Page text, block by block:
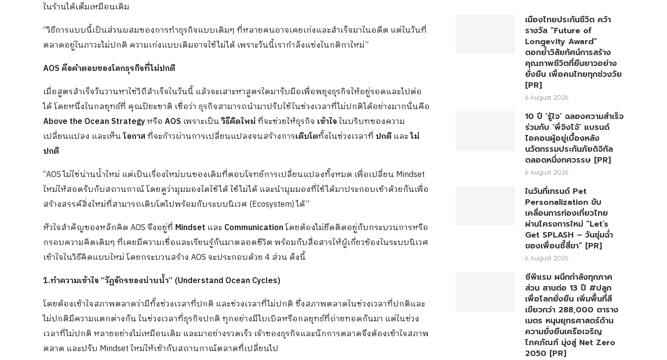
ในร้านได้เต็มเหมือนเดิม
“วิธีการแบบนี้เป็นส่วนผสมของการทำธุรกิจแบบเดิมๆ ที่หลายคนอาจเคยเก่งและสำเร็จมาในอดีต แต่ในวันที่
ตลาดอยู่ในภาวะไม่ปกติ ความเก่งแบบเดิมอาจใช้ไม่ได้ เพราะวันนี้เรากำลังแข่งในกติกาใหม่”
AOS คือคำตอบของโลกธุรกิจที่ไม่ปกติ
เมื่อสูตรสำเร็จวันวานหาใช่วิถีสำเร็จในวันนี้ แล้วจะเสาะหาสูตรใดมารับมือเพื่อพยุงธุรกิจให้อยู่รอดและไปต่อ
ได้ โดยหนึ่งในกลยุทธ์ที่ คุณปิยะชาติ เชื่อว่า ธุรกิจสามารถนำมาปรับใช้ในช่วงเวลาที่ไม่ปกติได้อย่างมากนั่นคือ
Above the Ocean Strategyหรือ AOS เพราะเป็นวิธีคิดใหม่ที่จะช่วยให้ธุรกิจ เข้าใจในบริบทของความ
เปลี่ยนแปลง และเห็นโอกาสที่จะก้าวผ่านการเปลี่ยนแปลงจนสร้างการเติบโตทั้งในช่วงเวลาที่ ปกติและไม่
ปกติ
“AOS ไม่ใช่น่านน้ำใหม่ แต่เป็นเรื่องใหม่บนของเดิมที่ตอบโจทย์การเปลี่ยนแปลงทั้งหมด เพื่อเปลี่ยน Mindset
ใหม่ให้สอดรับกับสถานกาณ์ โดยดูว่ามุมมองใดใช้ได้ ใช้ไม่ได้ และนำมุมมองที่ใช้ได้มาประกอบเข้าด้วยกันเพื่อ
สร้างสรรค์สิ่งใหม่ที่สามารถเติบโตไปพร้อมกับระบบนิเวศ (Ecosystem) ได้”
หัวใจสำคัญของหลักคิด AOS จึงอยู่ที่ Mindset และ Communicationโดยต้องไม่ยึดติดอยู่กับกระบวนการหรือ
กรอบความคิดเดิมๆ ที่เคยมีความเชื่อและเรียนรู้กันมาตลอดชีวิต พร้อมกับสื่อสารให้ผู้เกี่ยวข้องในระบบนิเวศ
เข้าใจในวิธีคิดแบบใหม่ โดยกระบวนสร้าง AOS จะประกอบด้วย 4 ส่วน ดังนี้
1.ทำความเข้าใจ “วัฏจักรของน่านน้ำ” (Understand Ocean Cycles)
โดยต้องเข้าใจสภาพตลาดว่ามีทั้งช่วงเวลาที่ปกติ และช่วงเวลาที่ไม่ปกติ ซึ่งสภาพตลาดในช่วงเวลาที่ปกติและ
ไม่ปกติมีความแตกต่างกัน ในช่วงเวลาที่ธุรกิจปกติ ทุกอย่างมีไบเบิลหรือกลยุทธ์ที่ถ่ายทอดกันมา แต่ในช่วง
เวลาที่ไม่ปกติ หลายอย่างไม่เหมือนเดิม และมาอย่างรวดเร็ว เจ้าของธุรกิจและนักการตลาดจึงต้องเข้าใจสภาพ
ตลาด และปรับ Mindset ใหม่ให้เข้ากับสถานกาณ์ตลาดที่เปลี่ยนไป
เมืองไทยประกันชีวิต คว้า
รางวัล “Future of
Longevity Award”
ตอกย้ำวิสัยทัศน์การสร้าง
คุณภาพชีวิตที่ยืนยาวอย่าง
ยั่งยืน เพื่อคนไทยทุกช่วงวัย
[PR]
6 August 2026
10 ปี ‘รู้ใจ’ ฉลองความสำเร็จ
ร่วมกับ ‘พี่จิงโจ้’ แบรนด์
ไอคอนผู้อยู่เบื้องหลัง
นวัตกรรมประกันภัยดิจิทัล
ตลอดหนึ่งทศวรรษ [PR]
6 August 2026
ในวันที่เทรนด์ Pet
Personalization ขับ
เคลื่อนการท่องเที่ยวไทย
ผ่านโครงการใหม่ “Let’s
Get SPLASH – วันชุ่มฉ่ำ
ของเพื่อนซี้สี่ขา” [PR]
6 August 2026
ซีพีแรม ผนึกกำลังทุกภาค
ส่วน สานต่อ 13 ปี #ปลูก
เพื่อโลกยั่งยืน เพิ่มพื้นที่สี
เขียวกว่า 288,000 ตาราง
เมตร หนุนยุทธศาสตร์ด้าน
ความยั่งยืนเครือเจริญ
โภคภัณฑ์ มุ่งสู่ Net Zero
2050 [PR]